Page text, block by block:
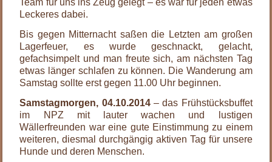
Leckeres dabei.
Bis gegen Mitternacht saßen die Letzten am großen
Lagerfeuer, es wurde geschnackt, gelacht,
gefachsimpelt und man freute sich, am nächsten Tag
etwas länger schlafen zu können. Die Wanderung am
Samstag sollte erst gegen 11.00 Uhr beginnen.
Samstagmorgen, 04.10.2014– das Frühstücksbuffet
im NPZ mit lauter wachen und lustigen
Wällerfreunden war eine gute Einstimmung zu einem
weiteren, diesmal durchgängig aktiven Tag für unsere
Hunde und deren Menschen.